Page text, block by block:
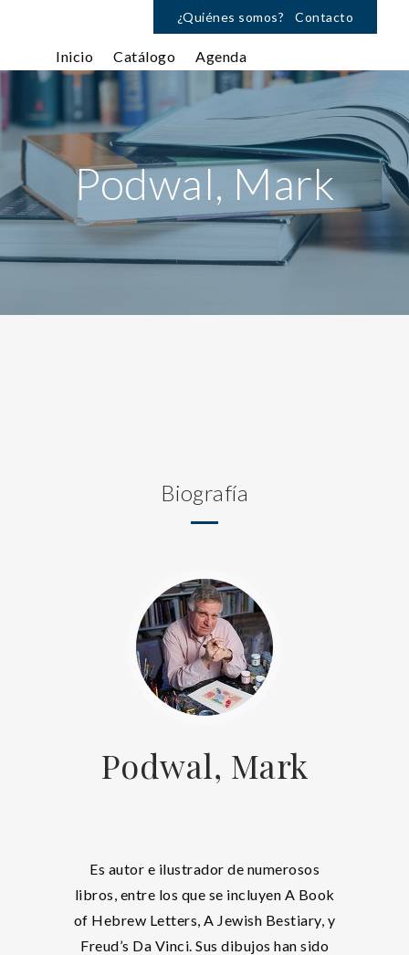
¿Quiénes somos? Contacto
Inicio Catálogo Agenda
Podwal, Mark
Biografía
Podwal, Mark
Es autor e ilustrador de numerosos
libros, entre los que se incluyen A Book
of Hebrew Letters, A Jewish Bestiary, y
Freud’s Da Vinci. Sus dibujos han sido